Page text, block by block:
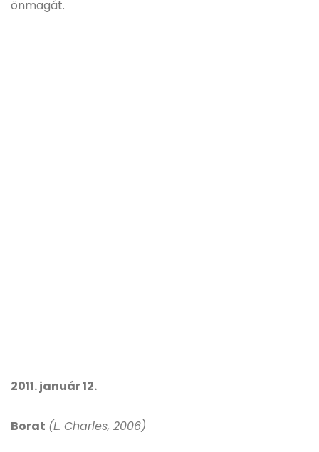
önmagát.
2011. január 12.
Borat (L. Charles, 2006)